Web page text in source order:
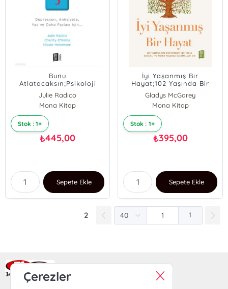
Bunu
Atlatacaksın;Psikoloji
İlkyardım Kiti -
Depresyon, Anksiyete, Yas
ve Daha Fazlası İçin..
Julie Radico
Charity O’Reilly
Nicole Helverson
Mona Kitap
Stok : 1+
₺445,00
Sepete Ekle
İyi Yaşanmış Bir
Hayat;102 Yaşında Bir
Doktordan Her Yaşta
Sağlıklı Ve Mutlu Yaşamak
Üzerine Altı Sır
Gladys McGarey
Mona Kitap
Stok : 1+
₺395,00
Sepete Ekle
2 1
Ra Yayın Kitabevi
Çerezler